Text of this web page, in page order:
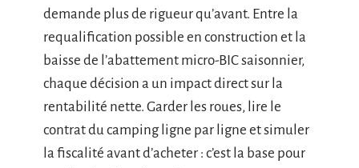
demande plus de rigueur qu’avant. Entre la
requalification possible en construction et la
baisse de l’abattement micro-BIC saisonnier,
chaque décision a un impact direct sur la
rentabilité nette. Garder les roues, lire le
contrat du camping ligne par ligne et simuler
la fiscalité avant d’acheter : c’est la base pour